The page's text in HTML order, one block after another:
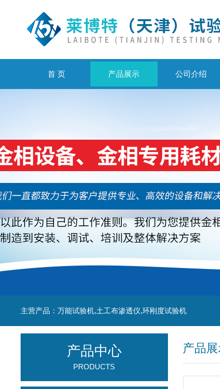
首 页 产品展示 公司介绍
主营产品：万能试验机,土工布渗透仪,环刚度试验机
产品
产品中心
PRODUCTS